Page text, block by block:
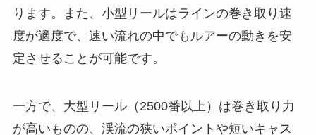
ります。また、小型リールはラインの巻き取り速
度が適度で、速い流れの中でもルアーの動きを安
定させることが可能です。
一方で、大型リール（2500番以上）は巻き取り力
が高いものの、渓流の狭いポイントや短いキャス